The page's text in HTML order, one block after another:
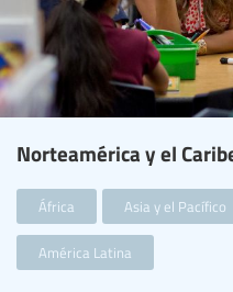
Norteamérica y el
África Asia y el Pacífico
América Latina